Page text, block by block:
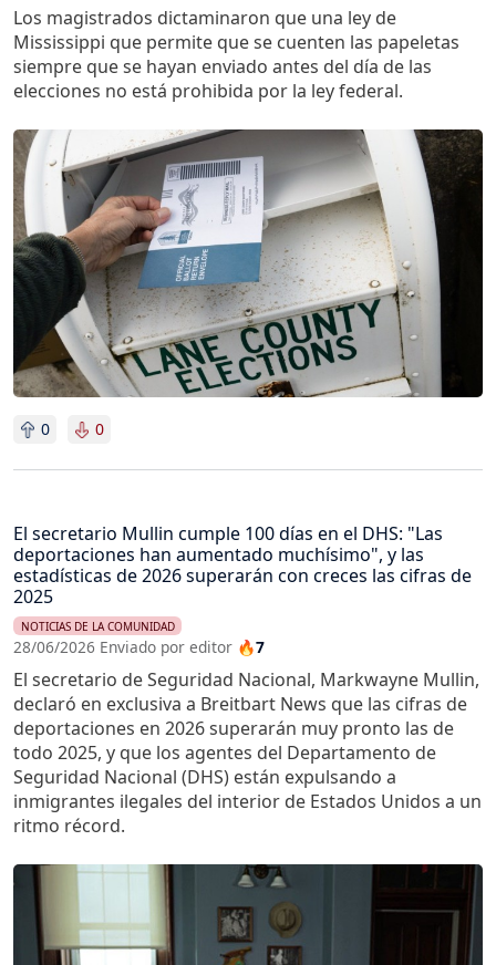
Los magistrados dictaminaron que una ley de
Mississippi que permite que se cuenten las papeletas
siempre que se hayan enviado antes del día de las
elecciones no está prohibida por la ley federal.
Imagen
0 0
El secretario Mullin cumple 100 días en el DHS: "Las
deportaciones han aumentado muchísimo", y las
estadísticas de 2026 superarán con creces las cifras de
2025
NOTICIAS DE LA COMUNIDAD
28/06/2026 Enviado por editor 🔥7
El secretario de Seguridad Nacional, Markwayne Mullin,
declaró en exclusiva a Breitbart News que las cifras de
deportaciones en 2026 superarán muy pronto las de
todo 2025, y que los agentes del Departamento de
Seguridad Nacional (DHS) están expulsando a
inmigrantes ilegales del interior de Estados Unidos a un
ritmo récord.
Imagen